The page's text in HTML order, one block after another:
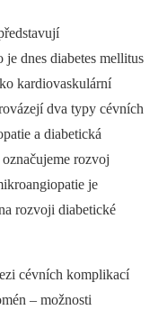
dnes diabetes mellitus
kardiovaskulární
dva typy cévních
a diabetická
rozvoj
je
rozvoji diabetické
cévních komplikací
–⁠ možnosti